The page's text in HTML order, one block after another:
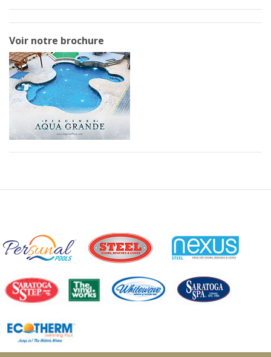
Voir notre brochure